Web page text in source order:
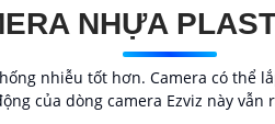
NHỰA
nhiễu tốt hơn. Camera có
của dòng camera Ezviz này